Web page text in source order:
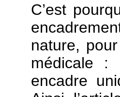
C’est
nature,
médicale :
encadre